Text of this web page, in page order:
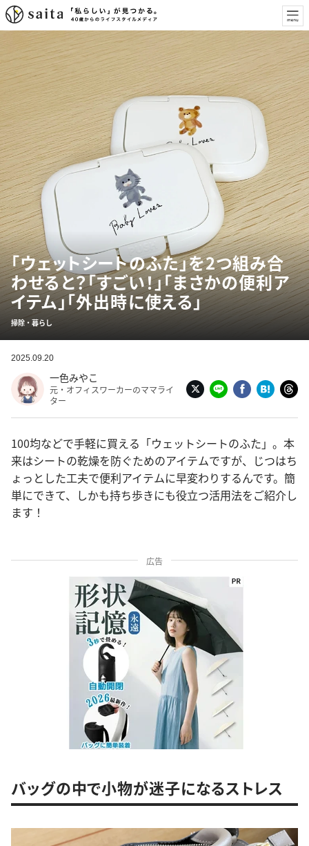
「ウェットシートのふた」を2つ組み合
わせると？「すごい！」「まさかの便利ア
イテム」「外出時に使える」
掃除・暮らし
2025.09.20
一色みやこ
元・オフィスワーカーのママライ
ター
100均などで手軽に買える「ウェットシートのふた」。本
来はシートの乾燥を防ぐためのアイテムですが、じつはち
ょっとした工夫で便利アイテムに早変わりするんです。簡
単にできて、しかも持ち歩きにも役立つ活用法をご紹介し
ます！
広告
バッグの中で小物が迷子になるストレス